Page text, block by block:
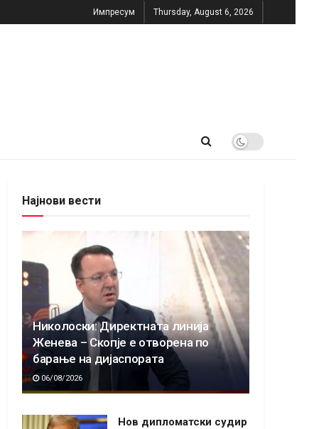
Импресум Thursday, August 6, 2026
Најнови вести
Николоски: Директната линија
Женева – Скопје е отворена по
барање на дијаспората
06/08/2026
Нов дипломатски судир